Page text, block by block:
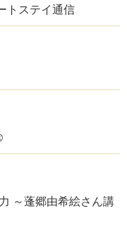
ステイ通信
～蓬郷由希絵さん講